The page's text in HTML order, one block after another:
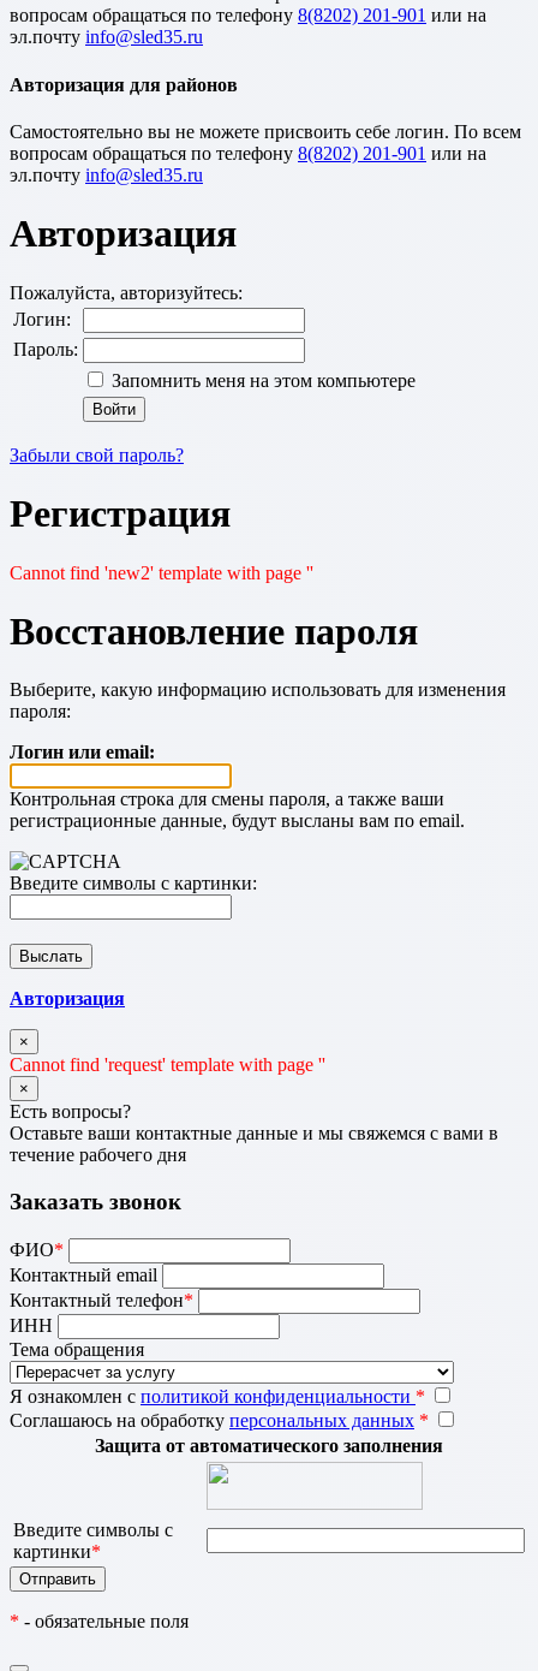
вопросам обращаться по телефону 8(8202) 201-901 или на
эл.почту
Авторизация для районов
Cамостоятельно вы не можете присвоить себе логин. По всем
вопросам обращаться по телефону 8(8202) 201-901 или на
эл.почту
Авторизация
Пожалуйста, авторизуйтесь:
Логин:
Пароль:
Запомнить меня на этом компьютере
Забыли свой пароль?
Регистрация
Cannot find 'new2' template with page ''
Восстановление пароля
Выберите, какую информацию использовать для изменения
пароля:
Логин или email:
Контрольная строка для смены пароля, а также ваши
регистрационные данные, будут высланы вам по email.
Введите символы с картинки:
Авторизация
×
Cannot find 'request' template with page ''
×
Есть вопросы?
Оставьте ваши контактные данные и мы свяжемся с вами в
течение рабочего дня
Заказать звонок
ФИО*
Контактный email
Контактный телефон*
ИНН
Тема обращения
Я ознакомлен с политикой конфиденциальности *
Соглашаюсь на обработку персональных данных *
Защита от автоматического заполнения
Введите символы с
картинки*
* - обязательные поля